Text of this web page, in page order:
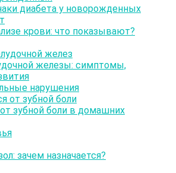
диабета у новорожденных
крови: что показывают?
железы: симптомы,
нарушения
зубной боли в домашних
зачем назначается?